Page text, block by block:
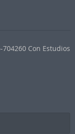
Con Estudios